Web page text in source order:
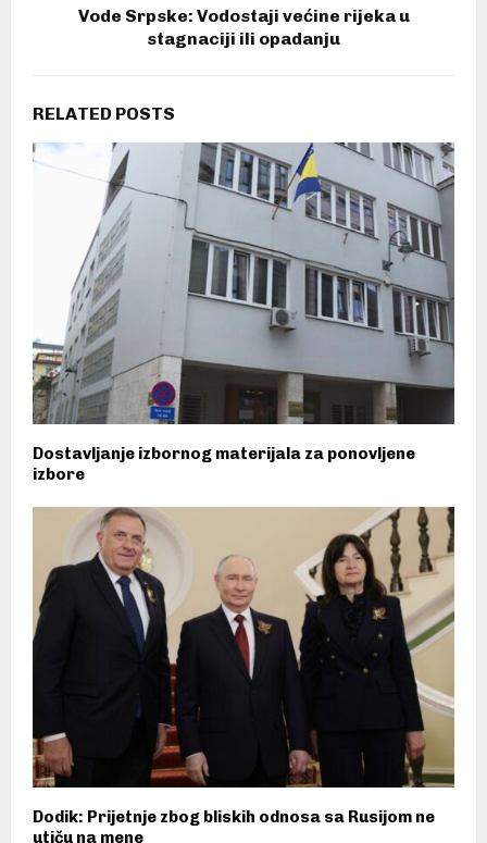
Vode Srpske: Vodostaji većine rijeka u
stagnaciji ili opadanju
RELATED POSTS
Dostavljanje izbornog materijala za ponovljene
izbore
Dodik: Prijetnje zbog bliskih odnosa sa Rusijom ne
utiču na mene